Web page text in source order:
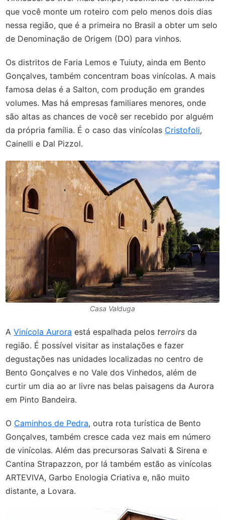
que você monte um roteiro com pelo menos dois dias
nessa região, que é a primeira no Brasil a obter um selo
de Denominação de Origem (DO) para vinhos.
Os distritos de Faria Lemos e Tuiuty, ainda em Bento
Gonçalves, também concentram boas vinícolas. A mais
famosa delas é a Salton, com produção em grandes
volumes. Mas há empresas familiares menores, onde
são altas as chances de você ser recebido por alguém
da própria família. É o caso das vinícolas Cristofoli,
Cainelli e Dal Pizzol.
Casa Valduga
AVinícola Aurora está espalhada pelos terroirs da
região. É possível visitar as instalações e fazer
degustações nas unidades localizadas no centro de
Bento Gonçalves e no Vale dos Vinhedos, além de
curtir um dia ao ar livre nas belas paisagens da Aurora
em Pinto Bandeira.
O Caminhos de Pedra, outra rota turística de Bento
Gonçalves, também cresce cada vez mais em número
de vinícolas. Além das precursoras Salvati & Sirena e
Cantina Strapazzon, por lá também estão as vinícolas
ARTEVIVA, Garbo Enologia Criativa e, não muito
distante, a Lovara.